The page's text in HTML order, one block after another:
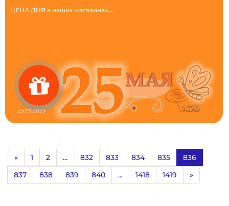
ЦЕНА ДНЯ в наших магазинах....
25.05.2023
« 1 2 ... 832 833 834 835
836
837
838 839 840 ... 1418 1419 »